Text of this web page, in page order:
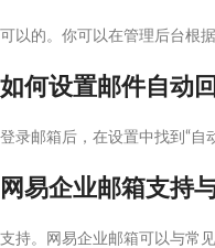
可以的。你可以在管理后台根
如何设置邮件自动
登录邮箱后，在设置中找到“自
网易企业邮箱支持
支持。网易企业邮箱可以与常